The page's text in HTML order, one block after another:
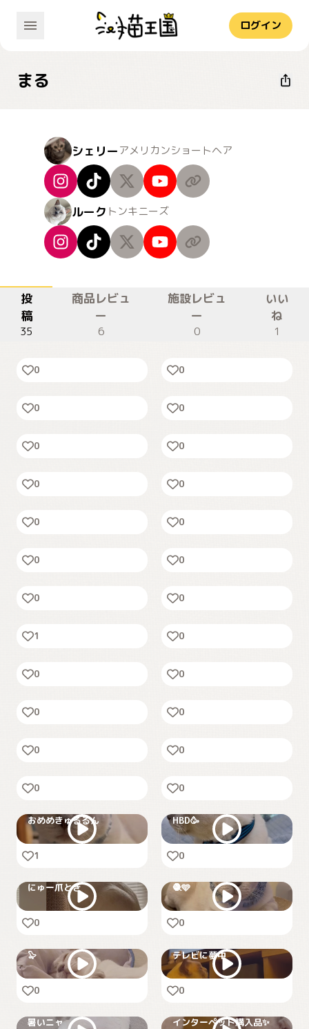
ログイン
まる
シェリーアメリカンショートヘア
ルーク トンキニーズ
投
稿
35
商品レビュ
ー
6
施設レビュ
ー
0
いい
ね
1
🤦‍♀️
0 0
お気に入り
0
🌸
0
👀
0
😉
0
🌸🫧
0
🐱💕
0
🐱🧵
0
🧡🩵
0
ことよろ🙏
0
(✌🏻️ ᐙ ✌🏻️)₹˝ｬʓ
0
🛁🫧
0
サンタさん来るかな💭
0
🍍💤
1
🐟♨️
0
🎄✨
0
二重あご
0
🫣
0
Amazon猫
0
🫐🥧
0
おばけだぞ
0
🎃
0
キリッ✨
0
おめめきゅるるん
1
HBD🥳
0
にゅー爪とぎ
0
🧶🩵
0
🦭
0
テレビに夢中
0
暑いニャ インターペット購入品✨